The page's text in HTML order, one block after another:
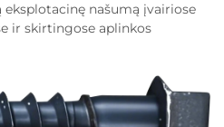
našumą įvairiose
ir skirtingose aplinkos